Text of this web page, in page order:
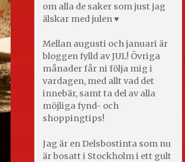
om alla de saker som just jag
älskar med julen ♥
Mellan augusti och januari är
bloggen fylld av JUL! Övriga
månader får ni följa mig i
vardagen, med allt vad det
innebär, samt ta del av alla
möjliga fynd- och
shoppingtips!
Jag är en Delsbostinta som nu
är bosatt i Stockholm i ett gult